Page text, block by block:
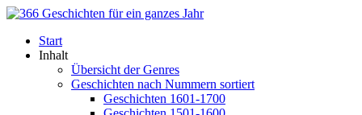
Start
Inhalt
Übersicht der Genres
Geschichten nach Nummern sortiert
Geschichten 1601-1700